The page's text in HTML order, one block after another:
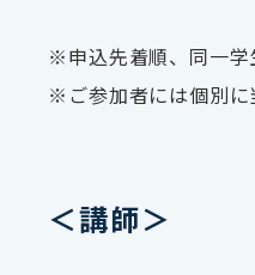
※申込先着順、同一学
※ご参加者には個別に
＜講師＞